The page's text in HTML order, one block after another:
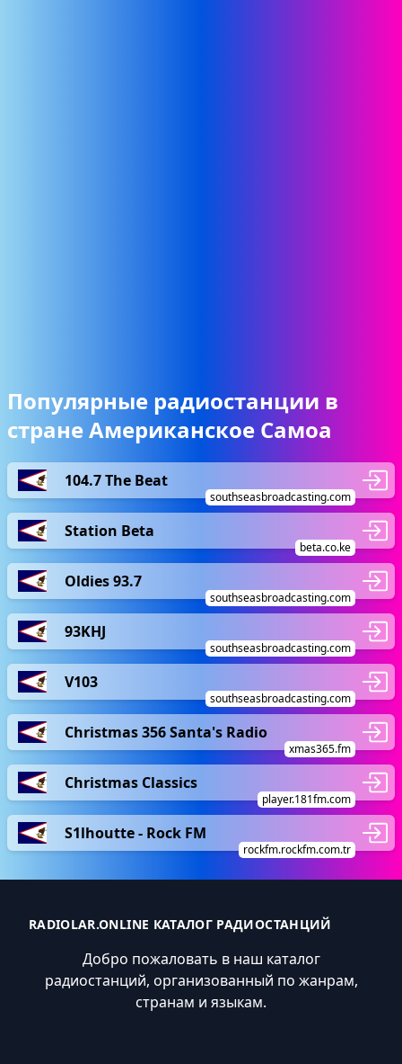
Популярные радиостанции в
стране Американское Самоа
104.7 The Beat
southseasbroadcasting.com
Station Beta
beta.co.ke
Oldies 93.7
southseasbroadcasting.com
93KHJ
southseasbroadcasting.com
V103
southseasbroadcasting.com
Christmas 356 Santa's Radio
xmas365.fm
Christmas Classics
player.181fm.com
S1lhoutte - Rock FM
rockfm.rockfm.com.tr
RADIOLAR.ONLINE КАТАЛОГ РАДИОСТАНЦИЙ
Добро пожаловать в наш каталог
радиостанций, организованный по жанрам,
странам и языкам.